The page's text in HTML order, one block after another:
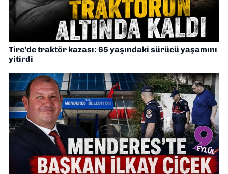
Tire’de traktör kazası: 65 yaşındaki sürücü yaşamını
yitirdi